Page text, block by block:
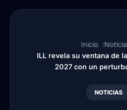
Inicio
ILL revela su ventana de
2027 con un
NOTICIAS